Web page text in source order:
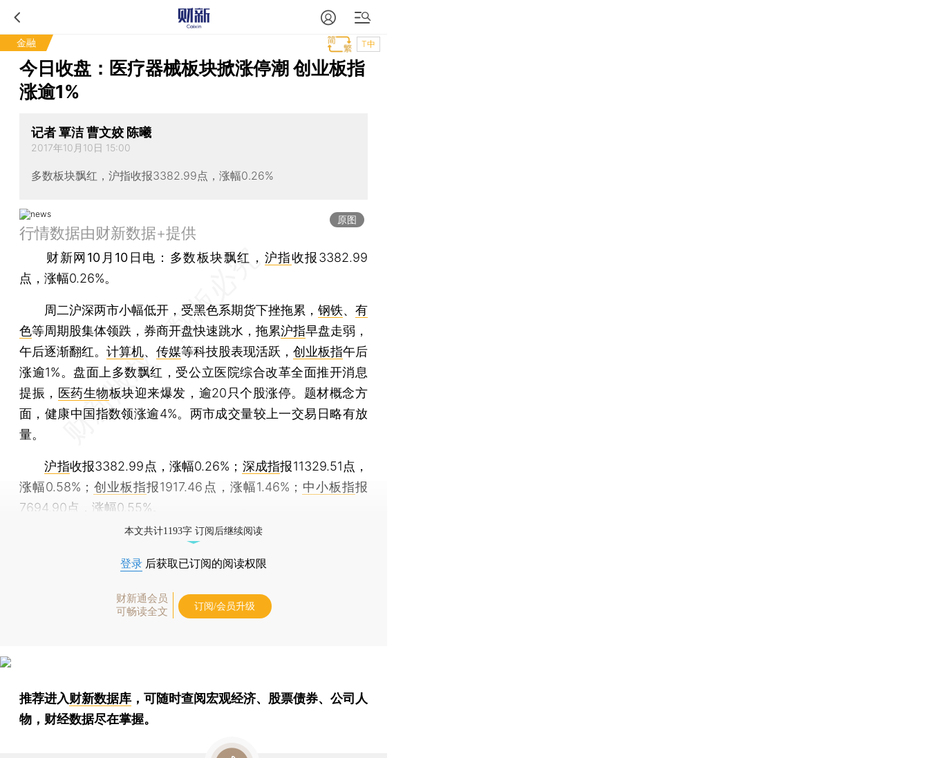
金融 T中
今日收盘：医疗器械板块掀涨停潮 创业板指
涨逾1%
记者 覃洁 曹文姣 陈曦
2017年10月10日 15:00
多数板块飘红，沪指收报3382.99点，涨幅0.26%
原图
行情数据由财新数据+提供
财新网10月10日电： 多数板块飘红， 沪指收报3382.99
点，涨幅0.26%。
周二沪深两市小幅低开，受黑色系期货下挫拖累， 钢铁、 有
色等周期股集体领跌，券商开盘快速跳水，拖累沪指早盘走弱，
午后逐渐翻红。 计算机、 传媒等科技股表现活跃， 创业板指午后
涨逾1%。盘面上多数飘红，受公立医院综合改革全面推开消息
提振， 医药生物板块迎来爆发，逾20只个股涨停。题材概念方
面，健康中国指数领涨逾4%。两市成交量较上一交易日略有放
量。
沪指收报3382.99点，涨幅0.26%； 深成指报11329.51点，
涨幅0.58%； 创业板指报1917.46点，涨幅1.46%； 中小板指报
7694.90点，涨幅0.55%。
本文共计1193字 订阅后继续阅读
登录 后获取已订阅的阅读权限
财新通会员
可畅读全文
订阅/会员升级
推荐进入财新数据库 ，可随时查阅宏观经济、股票债券、公司人
物，财经数据尽在掌握。